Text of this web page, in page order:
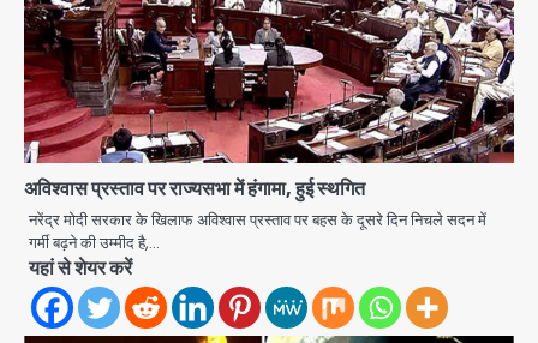
अविश्वास प्रस्ताव पर राज्यसभा में हंगामा, हुई स्थगित
नरेंद्र मोदी सरकार के खिलाफ अविश्वास प्रस्ताव पर बहस के दूसरे दिन निचले सदन में
गर्मी बढ़ने की उम्मीद है,…
यहां से शेयर करें
2
Avinash Kumar